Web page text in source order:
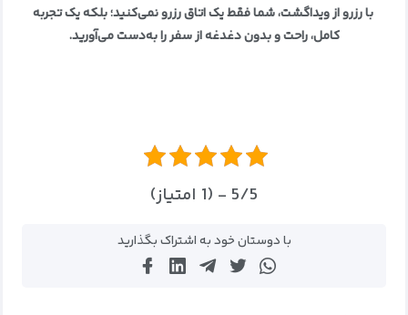
با رزرو از ویداگشت، شما فقط یک اتاق رزرو نمی‌کنید؛ بلکه یک تجربه
کامل، راحت و بدون دغدغه از سفر را به‌دست می‌آورید.
5/5 - (1 امتیاز)
با دوستان خود به اشتراک بگذارید